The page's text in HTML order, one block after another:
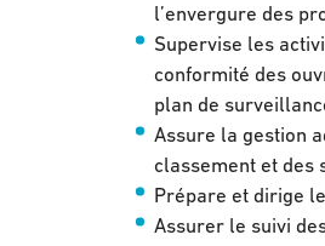
l’envergure des
Supervise les
conformité des
plan de
Assure la gestion
classement et des
Prépare et dirige
Assurer le suivi